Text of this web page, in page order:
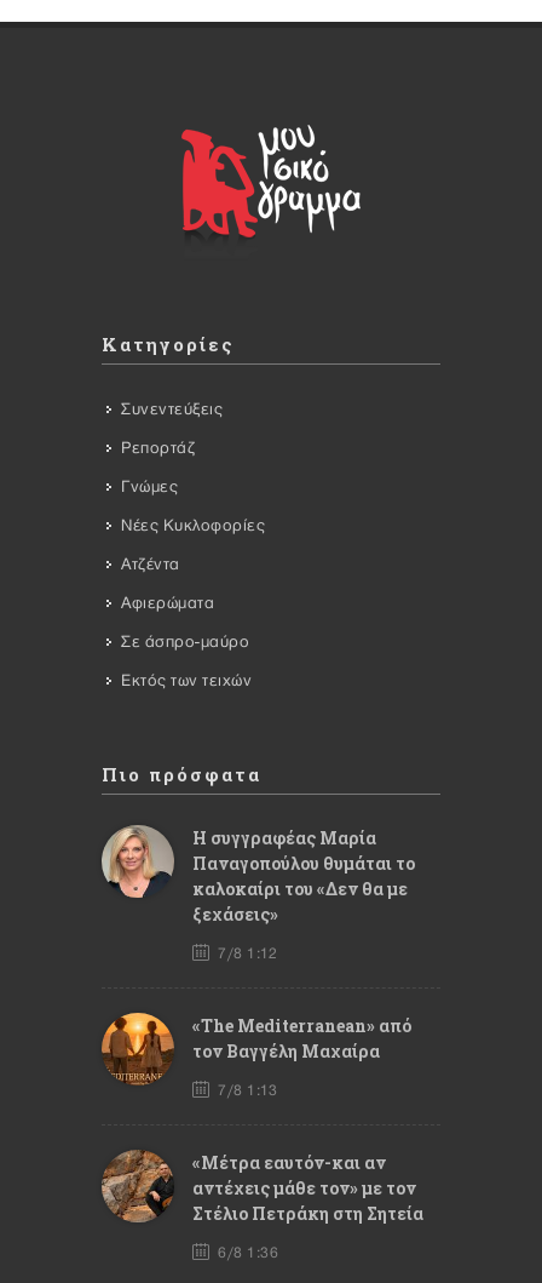
Κατηγορίες
Συνεντεύξεις
Ρεπορτάζ
Γνώμες
Νέες Κυκλοφορίες
Ατζέντα
Αφιερώματα
Σε άσπρο-μαύρο
Εκτός των τειχών
Πιο πρόσφατα
Η συγγραφέας Μαρία
Παναγοπούλου θυμάται το
καλοκαίρι του «Δεν θα με
ξεχάσεις»
7/8 1:12
«The Mediterranean» από
τον Βαγγέλη Μαχαίρα
7/8 1:13
«Μέτρα εαυτόν-και αν
αντέχεις μάθε τον» με τον
Στέλιο Πετράκη στη Σητεία
6/8 1:36